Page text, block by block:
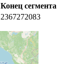
Конец сегмента
2367272083